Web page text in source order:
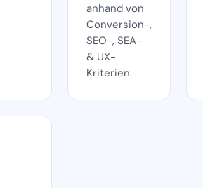
anhand von
Conversion-,
SEO-, SEA-
& UX-
Kriterien.